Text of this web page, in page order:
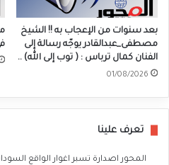
بعد سنوات من الإعجاب به !! الشيخ
مصطفى_عبدالقادر يوجّه رسالة إلى
الفنان كمال ترباس : ( توب إلى الله) ..
01/08/2026
تعرف علينا
المحور اصدارة تسبر اغوار الواقع